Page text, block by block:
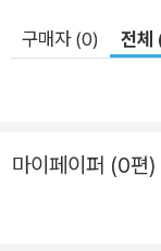
R6에서 새롭게 추
정하는 방법을 설명한다. 4장, 'Gogo 셸과 커맨
로 사용자 정의 커
5장, '네이티브 코드
먼트를 사용해 프
구매자 (0) 전체
마이페이퍼 (0편)